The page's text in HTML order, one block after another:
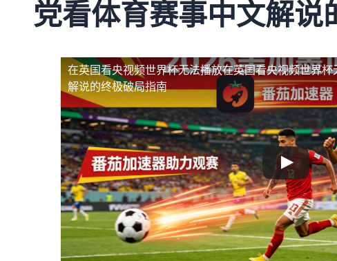
党看体育赛事中文解说
在英国看央视频世界杯无法播放在英国看央视频世界
解说的终极破局指南